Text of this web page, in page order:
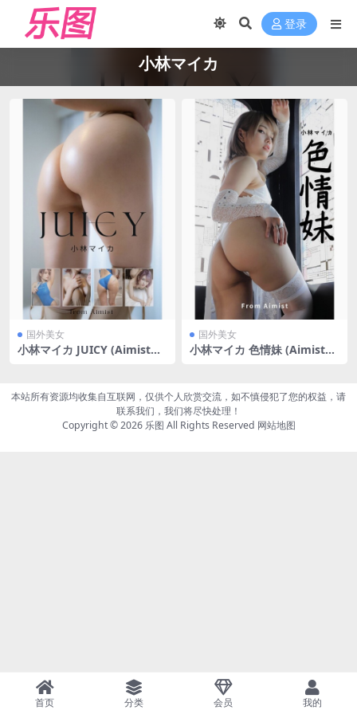
登录
小林マイカ
国外美女
小林マイカ JUICY (Aimistブ
国外美女
小林マイカ 色情妹 (Aimistブ
本站所有资源均收集自互联网，仅供个人欣赏交流，如不慎侵犯了您的权益，请
联系我们，我们将尽快处理！
Copyright © 2026 乐图 All Rights Reserved 网站地图
首页 分类 会员 我的